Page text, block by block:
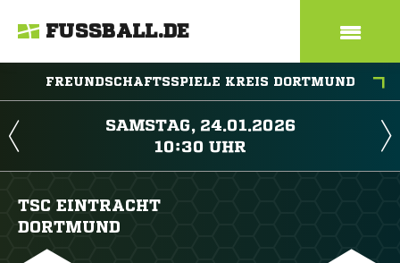
FUSSBALL.DE
FREUNDSCHAFTSSPIELE KREIS DORTMUND
 
 
TSC EINTRACHT
DORTMUND